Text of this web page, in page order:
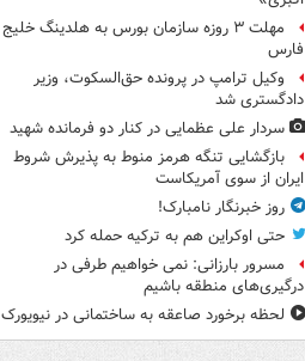
مهلت ۳ روزه سازمان بورس به هلدینگ خلیج
فارس
وکیل ترامپ در پرونده حق‌السکوت، وزیر
دادگستری شد
سردار علی عظمایی در کنار دو فرمانده شهید
بازگشایی تنگه هرمز منوط به پذیرش شروط
ایران از سوی آمریکاست
روز خبرنگار نامبارک!
حتی اوکراین هم به ترکیه حمله کرد
مسرور بارزانی: نمی خواهیم طرفی در
درگیری‌های منطقه باشیم
لحظه برخورد صاعقه به ساختمانی در نیویورک